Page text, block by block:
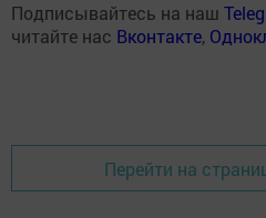
Подписывайтесь на наш
читайте нас Вконтакте,
Перейти на